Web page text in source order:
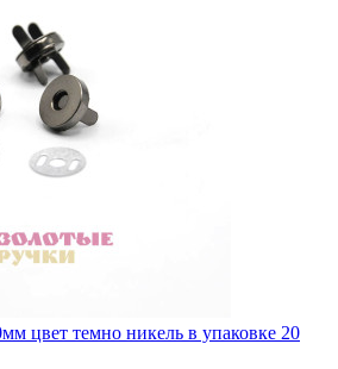
цвет темно никель в упаковке 20